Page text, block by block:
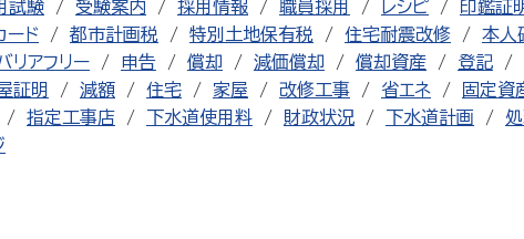
試験 受験案内 採用情報 職員採用 レシピ 印鑑証
ード 都市計画税 特別土地保有税 住宅耐震改修 本人
リアフリー 申告 償却 減価償却 償却資産 登記
証明 減額 住宅 家屋 改修工事 省エネ 固定資
指定工事店 下水道使用料 財政状況 下水道計画